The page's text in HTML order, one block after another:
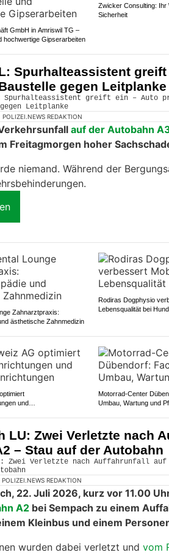
GmbH in Amriswil TG –
hochwertige Gipserarbeiten
Zwicker Consulting: Ihr
Sicherheit
Spurhalteassistent greift
gegen Leitplanke
POLIZEI.NEWS REDAKTION
auf der Autobahn
Freitagmorgen hoher
niemand. Während der
Zahnarztpraxis:
ästhetische Zahnmedizin
Rodiras Dogphysio
Lebensqualität bei
und
Motorrad-Center
Umbau, Wartung und
LU: Zwei Verletzte nach
– Stau auf der Autobahn
POLIZEI.NEWS REDAKTION
22. Juli 2026, kurz vor 11.00
A2 bei Sempach zu einem
Kleinbus und einem
wurden dabei verletzt und vom